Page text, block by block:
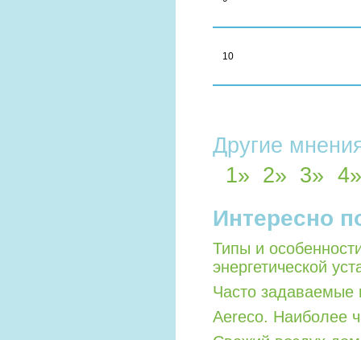
10
Другие
1» 2» 3» 4»
Интересно
Типы и
энергетической
Часто задаваемые
Aereco. Наиболее